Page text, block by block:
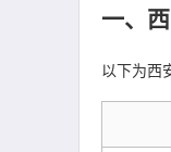
一、
以下为西